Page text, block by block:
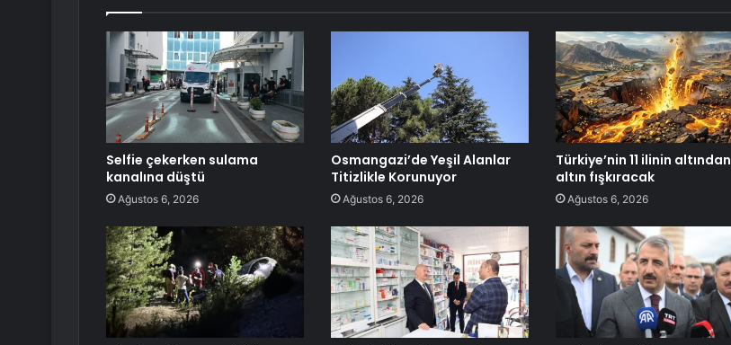
Selfie çekerken sulama
kanalına düştü
Ağustos 6, 2026
Osmangazi’de Yeşil Alanlar
Titizlikle Korunuyor
Ağustos 6, 2026
Türkiye’nin 11 ilinin altından
altın fışkıracak
Ağustos 6, 2026